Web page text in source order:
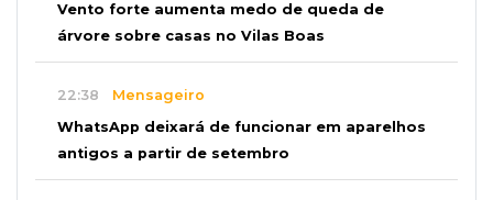
Vento forte aumenta medo de queda de
árvore sobre casas no Vilas Boas
22:38 Mensageiro
WhatsApp deixará de funcionar em aparelhos
antigos a partir de setembro